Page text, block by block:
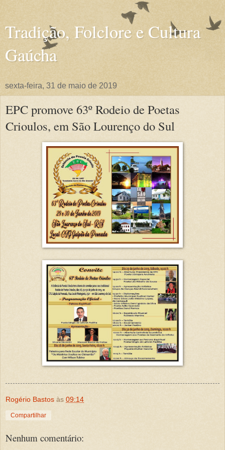
Tradição, Folclore e Cultura
Gaúcha
sexta-feira, 31 de maio de 2019
EPC promove 63º Rodeio de Poetas
Crioulos, em São Lourenço do Sul
Rogério Bastos às 09:14
Compartilhar
Nenhum comentário: